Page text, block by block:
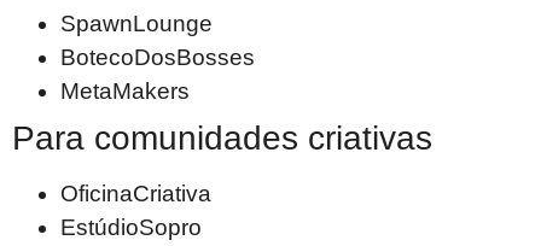
SpawnLounge
BotecoDosBosses
MetaMakers
Para comunidades criativas
OficinaCriativa
EstúdioSopro